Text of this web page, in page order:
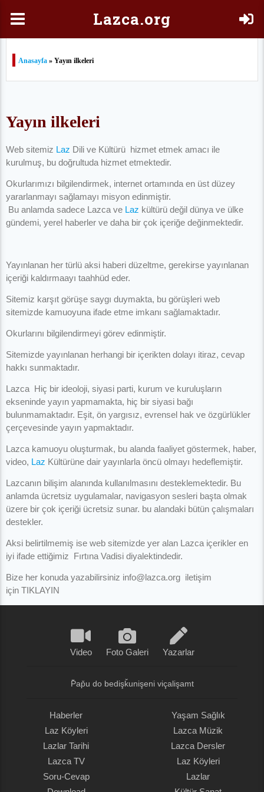
Lazca.org
Anasayfa » Yayın ilkeleri
Yayın ilkeleri
Web sitemiz Laz Dili ve Kültürü hizmet etmek amacı ile
kurulmuş, bu doğrultuda hizmet etmektedir.
Okurlarımızı bilgilendirmek, internet ortamında en üst düzey
yararlanmayı sağlamayı misyon edinmiştir.
Bu anlamda sadece Lazca ve Laz kültürü değil dünya ve ülke
gündemi, yerel haberler ve daha bir çok içeriğe değinmektedir.
Yayınlanan her türlü aksi haberi düzeltme, gerekirse yayınlanan
içeriği kaldırmaayı taahhüd eder.
Sitemiz karşıt görüşe saygı duymakta, bu görüşleri web
sitemizde kamuoyuna ifade etme imkanı sağlamaktadır.
Okurlarını bilgilendirmeyi görev edinmiştir.
Sitemizde yayınlanan herhangi bir içerikten dolayı itiraz, cevap
hakkı sunmaktadır.
Lazca Hiç bir ideoloji, siyasi parti, kurum ve kuruluşların
ekseninde yayın yapmamakta, hiç bir siyasi bağı
bulunmamaktadır. Eşit, ön yargısız, evrensel hak ve özgürlükler
çerçevesinde yayın yapmaktadır.
Lazca kamuoyu oluşturmak, bu alanda faaliyet göstermek, haber,
video, Laz Kültürüne dair yayınlarla öncü olmayı hedeflemiştir.
Lazcanın bilişim alanında kullanılmasını desteklemektedir. Bu
anlamda ücretsiz uygulamalar, navigasyon sesleri başta olmak
üzere bir çok içeriği ücretsiz sunar. bu alandaki bütün çalışmaları
destekler.
Aksi belirtilmemiş ise web sitemizde yer alan Lazca içerikler en
iyi ifade ettiğimiz Fırtına Vadisi diyalektindedir.
Bize her konuda yazabilirsiniz info@lazca.org iletişim
için TIKLAYIN
Video Foto Galeri Yazarlar
P̌ap̌u do bedişǩunişeni viçalişamt
Haberler
Laz Köyleri
Lazlar Tarihi
Lazca TV
Soru-Cevap
Yaşam Sağlık
Lazca Müzik
Lazca Dersler
Laz Köyleri
Lazlar